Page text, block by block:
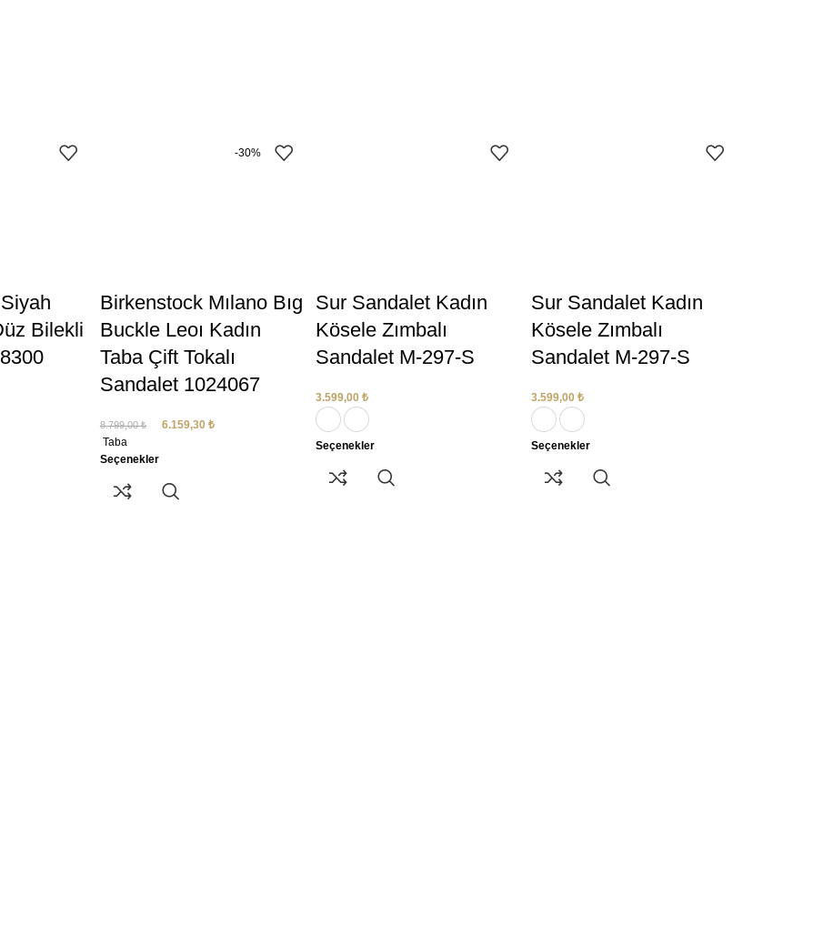
Bilekli
-30%
Birkenstock Mılano Bıg
Buckle Leoı Kadın
Taba Çift Tokalı
Sandalet 1024067
8.799,00₺ 6.159,30 ₺
Taba
Seçenekler
Sur Sandalet Kadın
Kösele Zımbalı
Sandalet M-297-S
3.599,00 ₺
Seçenekler
Sur Sandalet Kadın
Kösele Zımbalı
Sandalet M-297-S
3.599,00 ₺
Seçenekler